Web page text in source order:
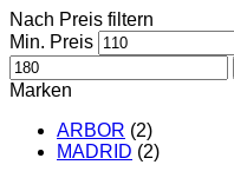
Nach Preis filtern
Min. Preis
Marken
ARBOR (2)
MADRID (2)